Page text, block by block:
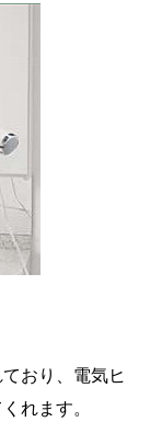
おり、電気ヒ
れます。